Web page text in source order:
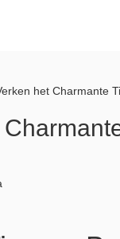
het Charmante